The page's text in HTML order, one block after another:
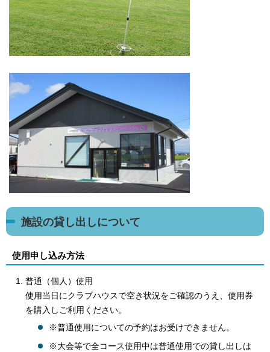
施設の貸し出しについて
使用申し込み方法
普通（個人）使用
使用当日にクラブハウスで空き状況をご確認のうえ、使用券
を購入しご利用ください。
※普通使用についての予約はお受けできません。
※大会等で全コース使用中は普通使用での貸し出しは